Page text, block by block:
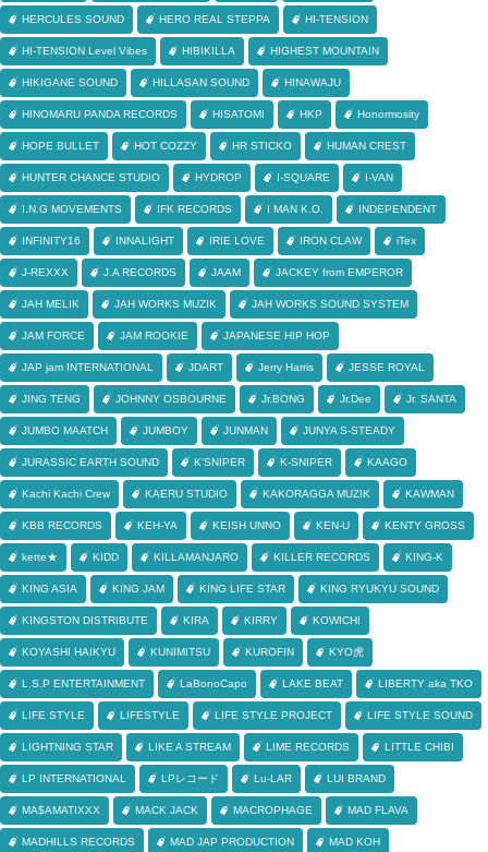
HERCULES SOUND HERO REAL STEPPA HI-TENSION
HI-TENSION Level Vibes HIBIKILLA HIGHEST MOUNTAIN
HIKIGANE SOUND HILLASAN SOUND HINAWAJU
HINOMARU PANDA RECORDS HISATOMI HKP Honormosity
HOPE BULLET HOT COZZY HR STICKO HUMAN CREST
HUNTER CHANCE STUDIO HYDROP I-SQUARE I-VAN
I.N.G MOVEMENTS IFK RECORDS I MAN K.O. INDEPENDENT
INFINITY16 INNALIGHT IRIE LOVE IRON CLAW iTex
J-REXXX J.A RECORDS JAAM JACKEY from EMPEROR
JAH MELIK JAH WORKS MUZIK JAH WORKS SOUND SYSTEM
JAM FORCE JAM ROOKIE JAPANESE HIP HOP
JAP jam INTERNATIONAL JDART Jerry Harris JESSE ROYAL
JING TENG JOHNNY OSBOURNE Jr.BONG Jr.Dee Jr. SANTA
JUMBO MAATCH JUMBOY JUNMAN JUNYA S-STEADY
JURASSIC EARTH SOUND K'SNIPER K-SNIPER KAAGO
Kachi Kachi Crew KAERU STUDIO KAKORAGGA MUZIK KAWMAN
KBB RECORDS KEH-YA KEISH UNNO KEN-U KENTY GROSS
kette★ KIDD KILLAMANJARO KILLER RECORDS KING-K
KING ASIA KING JAM KING LIFE STAR KING RYUKYU SOUND
KINGSTON DISTRIBUTE KIRA KIRRY KOWICHI
KOYASHI HAIKYU KUNIMITSU KUROFIN KYO虎
L.S.P ENTERTAINMENT LaBonoCapo LAKE BEAT LIBERTY aka TKO
LIFE STYLE LIFESTYLE LIFE STYLE PROJECT LIFE STYLE SOUND
LIGHTNING STAR LIKE A STREAM LIME RECORDS LITTLE CHIBI
LP INTERNATIONAL LPレコード Lu-LAR LUI BRAND
MA$AMATIXXX MACK JACK MACROPHAGE MAD FLAVA
MADHILLS RECORDS MAD JAP PRODUCTION MAD KOH